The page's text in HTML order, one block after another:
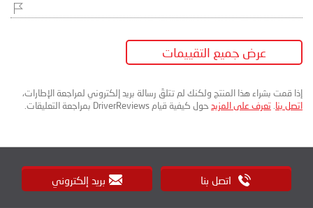
عرض جميع التقييمات
إذا قمت بشراء هذا المنتج ولكنك لم تتلقَ رسالة بريد إلكتروني لمراجعة الإطارات،
اتصل بنا. تعرف على المزيد حول كيفية قيام DriverReviews بمراجعة التعليقات.
اتصل بنا بريد إلكتروني